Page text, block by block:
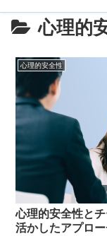
心理的
心理的安全性
心理的安全性と
活かしたアプロ